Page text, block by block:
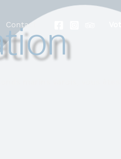
Contact
marins varois, vous êtes